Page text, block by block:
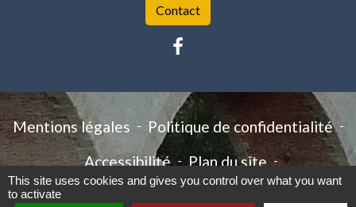
Contact
Mentions légales - Politique de confidentialité -
Accessibilité - Plan du site -
This site uses cookies and gives you control over what you want
to activate